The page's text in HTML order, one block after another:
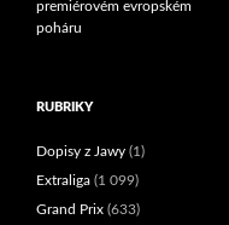
premiérovém evropském
poháru
RUBRIKY
Dopisy z Jawy (1)
Extraliga (1 099)
Grand Prix (633)